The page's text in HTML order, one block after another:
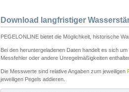
Download langfristiger
PEGELONLINE bietet die Möglichkeit, historische
Bei den heruntergeladenen Daten handelt es sich um
Messfehler oder andere Unregelmäßigkeiten
Die Messwerte sind relative Angaben zum jeweiligen
jeweiligen Pegels addieren.